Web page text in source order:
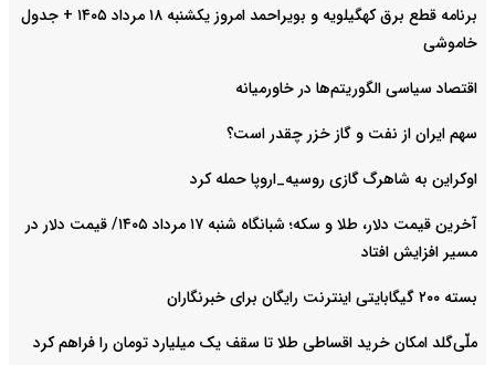
برنامه قطع برق کهگیلویه و بویراحمد امروز یکشنبه ۱۸ مرداد ۱۴۰۵ + جدول
خاموشی
اقتصاد سیاسی الگوریتم‌ها در خاورمیانه
سهم ایران از نفت و گاز خزر چقدر است؟
اوکراین به شاهرگ گازی روسیه_اروپا حمله کرد
آخرین قیمت دلار، طلا و سکه؛ شبانگاه شنبه ۱۷ مرداد ۱۴۰۵/ قیمت دلار در
مسیر افزایش افتاد
بسته ۲۰۰ گیگابایتی اینترنت رایگان برای خبرنگاران
ملّی‌گلد امکان خرید اقساطی طلا تا سقف یک میلیارد تومان را فراهم کرد